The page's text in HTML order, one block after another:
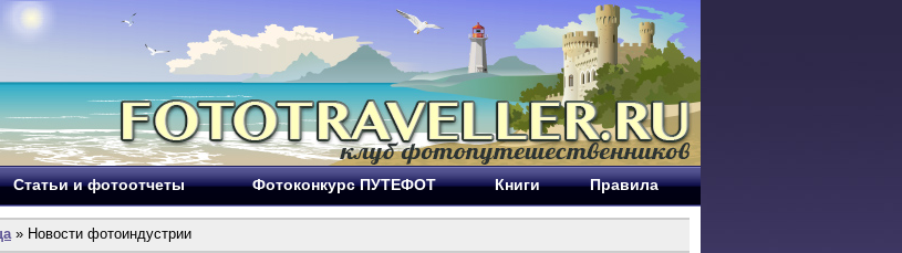
Статьи и фотоотчеты Фотоконкурс ПУТЕФОТ Книги Правила
» Новости фотоиндустрии